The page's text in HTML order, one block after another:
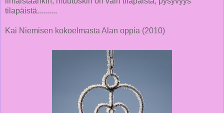
tilapäistä..........
Kai Niemisen kokoelmasta Alan oppia (2010)